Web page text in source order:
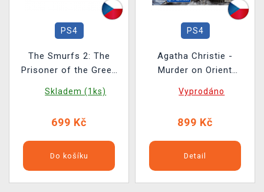
PS4
The Smurfs 2: The
Prisoner of the Green
Skladem (1ks)
699 Kč
Do košíku
PS4
Agatha Christie -
Murder on Orient
BAZAR
Vyprodáno
899 Kč
Detail